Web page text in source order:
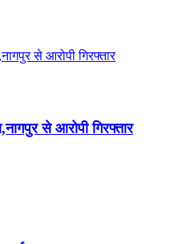
से आरोपी गिरफ्तार